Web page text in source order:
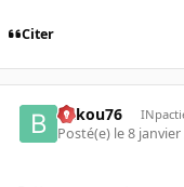
Citer
bakou76
Posté(e) le 8 janvier